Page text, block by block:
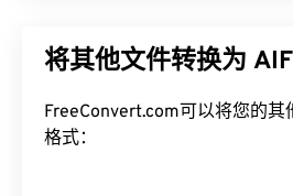
选择是VLC 媒体播放器，它是
在大多数平台上运行，包括 Mac
具体来说，在 Windows 上，
Media Player
它，尤其是 Apple 平台的用户
AIFF 文件占用更多空间。AIFF
和音符，这对音乐家来说非常有
将其他文件转换为
FreeConvert.com可以将您的其
格式：